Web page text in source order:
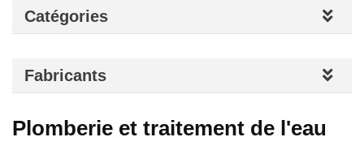
Catégories
Fabricants
Plomberie et traitement de l'eau